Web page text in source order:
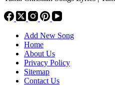
Add New Song
Home
About Us
Privacy Policy
Sitemap
Contact Us